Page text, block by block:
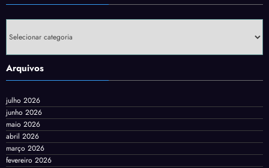
Arquivos
julho 2026
junho 2026
maio 2026
abril 2026
março 2026
fevereiro 2026